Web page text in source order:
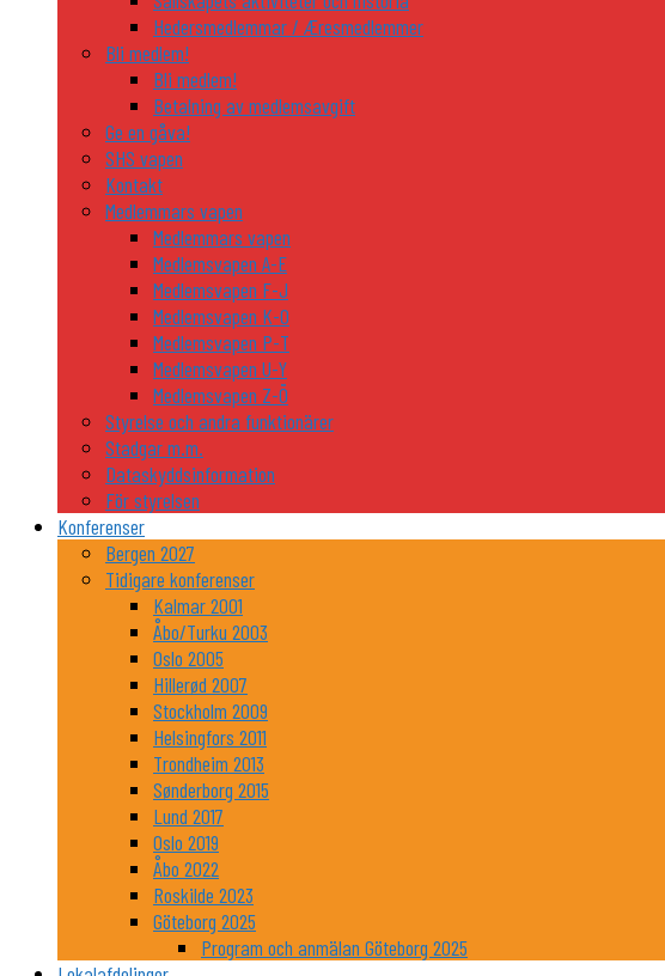
Hedersmedlemmar / Æresmedlemmer
Bli medlem!
Bli medlem!
Betalning av medlemsavgift
Ge en gåva!
SHS vapen
Kontakt
Medlemmars vapen
Medlemmars vapen
Medlemsvapen A-E
Medlemsvapen F-J
Medlemsvapen K-O
Medlemsvapen P-T
Medlemsvapen U-Y
Medlemsvapen Z-Ö
Styrelse och andra funktionärer
Stadgar m.m.
Dataskyddsinformation
För styrelsen
Konferenser
Bergen 2027
Tidigare konferenser
Kalmar 2001
Åbo/Turku 2003
Oslo 2005
Hillerød 2007
Stockholm 2009
Helsingfors 2011
Trondheim 2013
Sønderborg 2015
Lund 2017
Oslo 2019
Åbo 2022
Roskilde 2023
Göteborg 2025
Program och anmälan Göteborg 2025